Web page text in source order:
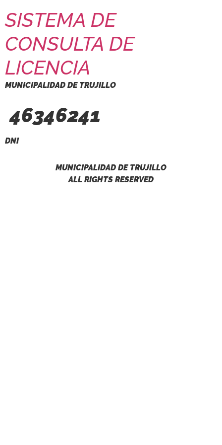
SISTEMA DE
CONSULTA DE
LICENCIA
MUNICIPALIDAD DE TRUJILLO
46346241
DNI
MUNICIPALIDAD DE TRUJILLO
ALL RIGHTS RESERVED